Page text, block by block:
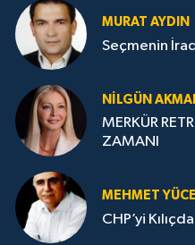
MURAT AYDIN
Seçmenin
NILGÜN
MERKÜR
ZAMANI
MEHMET
CHP’yi